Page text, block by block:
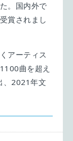
。国内外で
賞されまし
アーティス
曲を超え
、2021年文